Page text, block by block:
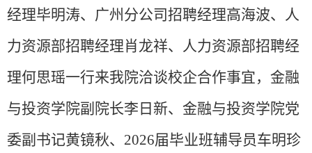
经理毕明涛、广州分公司招聘经理高海波、人
力资源部招聘经理肖龙祥、人力资源部招聘经
理何思瑶一行来我院洽谈校企合作事宜，金融
与投资学院副院长李日新、金融与投资学院党
委副书记黄镜秋、2026届毕业班辅导员车明珍